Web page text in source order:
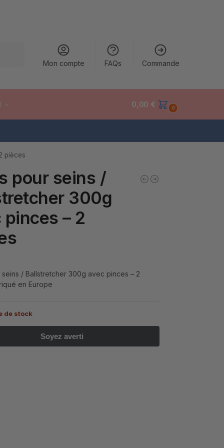
Mon compte FAQs Commande
0,00 € 0
pièces
pour seins /
300g
pinces – 2
seins / Ballstretcher 300g avec pinces – 2
en Europe
de stock